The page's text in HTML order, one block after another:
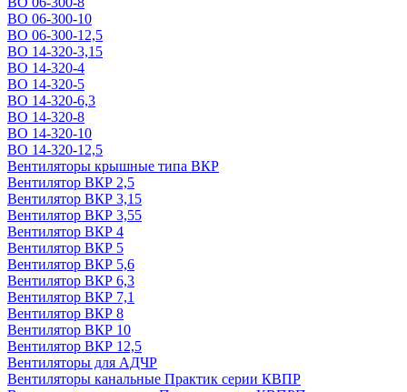
ВО 06-300-10
ВО 06-300-12,5
ВО 14-320-3,15
ВО 14-320-4
ВО 14-320-5
ВО 14-320-6,3
ВО 14-320-8
ВО 14-320-10
ВО 14-320-12,5
Вентиляторы крышные типа ВКР
Вентилятор ВКР 2,5
Вентилятор ВКР 3,15
Вентилятор ВКР 3,55
Вентилятор ВКР 4
Вентилятор ВКР 5
Вентилятор ВКР 5,6
Вентилятор ВКР 6,3
Вентилятор ВКР 7,1
Вентилятор ВКР 8
Вентилятор ВКР 10
Вентилятор ВКР 12,5
Вентиляторы для АДЧР
Вентиляторы канальные Практик серии КВПР